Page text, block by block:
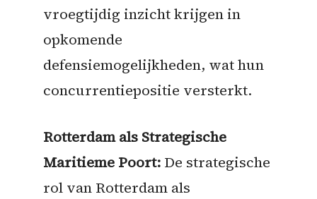
vroegtijdig inzicht krijgen in
opkomende
defensiemogelijkheden, wat hun
concurrentiepositie versterkt.
Rotterdam als Strategische
Maritieme Poort:De strategische
rol van Rotterdam als